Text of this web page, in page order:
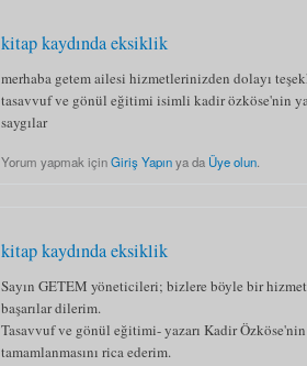
kitap kaydında eksiklik
merhaba getem ailesi hizmetlerinizden dolayı
tasavvuf ve gönül eğitimi isimli kadir özköse'nin
saygılar
Yorum yapmak içinGiriş Yapınya da Üye olun.
kitap kaydında eksiklik
Sayın GETEM yöneticileri; bizlere böyle bir
başarılar dilerim.
Tasavvuf ve gönül eğitimi- yazarı Kadir Özköse'nin
tamamlanmasını rica ederim.